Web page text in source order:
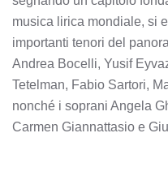
musica lirica mondiale, si
importanti tenori del
Andrea Bocelli, Yusif
Tetelman, Fabio Sartori,
nonché i soprani Angela
Carmen Giannattasio e